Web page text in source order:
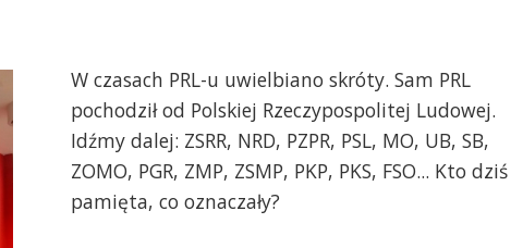
W czasach PRL-u uwielbiano skróty. Sam PRL
pochodził od Polskiej Rzeczypospolitej Ludowej.
Idźmy dalej: ZSRR, NRD, PZPR, PSL, MO, UB, SB,
ZOMO, PGR, ZMP, ZSMP, PKP, PKS, FSO... Kto dziś
pamięta, co oznaczały?